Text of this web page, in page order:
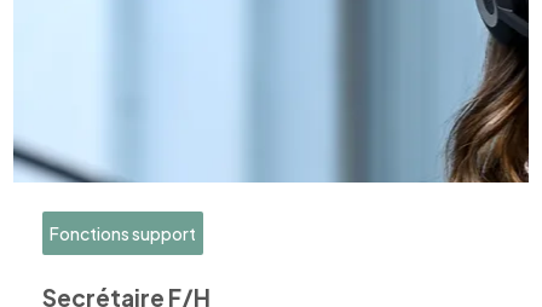
Fonctions support
Secrétaire F/H